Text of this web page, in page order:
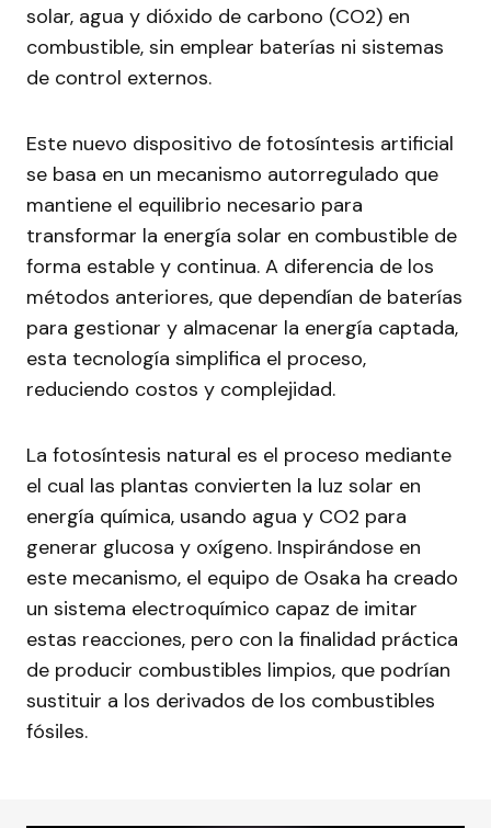
solar, agua y dióxido de carbono (CO2) en
combustible, sin emplear baterías ni sistemas
de control externos.
Este nuevo dispositivo de fotosíntesis artificial
se basa en un mecanismo autorregulado que
mantiene el equilibrio necesario para
transformar la energía solar en combustible de
forma estable y continua. A diferencia de los
métodos anteriores, que dependían de baterías
para gestionar y almacenar la energía captada,
esta tecnología simplifica el proceso,
reduciendo costos y complejidad.
La fotosíntesis natural es el proceso mediante
el cual las plantas convierten la luz solar en
energía química, usando agua y CO2 para
generar glucosa y oxígeno. Inspirándose en
este mecanismo, el equipo de Osaka ha creado
un sistema electroquímico capaz de imitar
estas reacciones, pero con la finalidad práctica
de producir combustibles limpios, que podrían
sustituir a los derivados de los combustibles
fósiles.